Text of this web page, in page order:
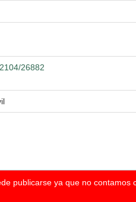
26882
publicarse ya que no